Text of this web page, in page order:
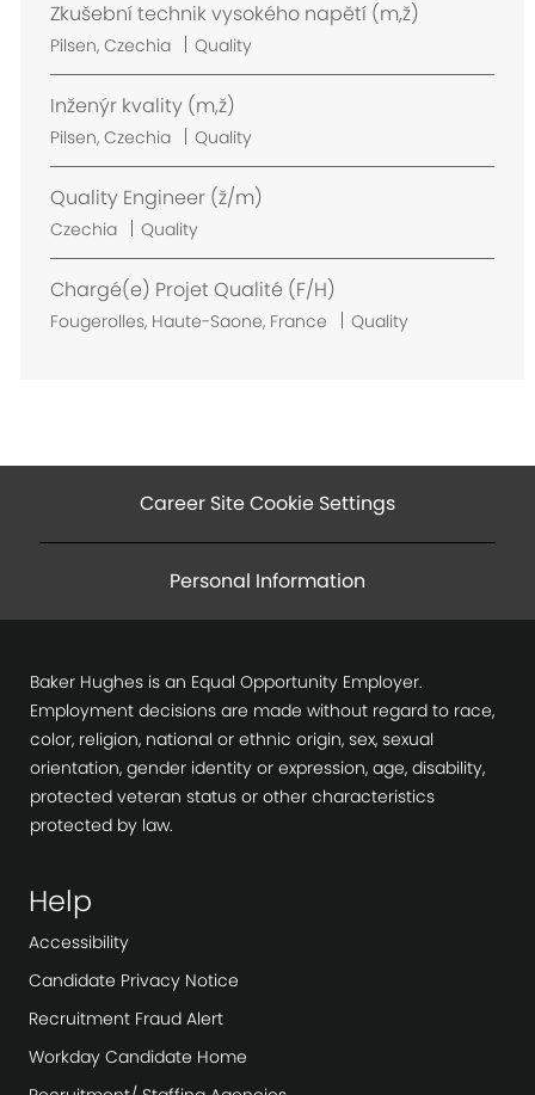
c
a
i
Zkušební technik vysokého napětí (m,ž)
L
o
c
a
i
Pilsen, Czechia Quality
Inženýr kvality (m,ž)
L
o
c
a
i
Pilsen, Czechia Quality
Quality Engineer (ž/m)
L
o
c
a
Czechia Quality
Chargé(e) Projet Qualité (F/H)
L
i
Fougerolles, Haute-Saone, France Quality
Career Site Cookie Settings
Personal Information
Baker Hughes is an Equal Opportunity Employer.
Employment decisions are made without regard to race,
color, religion, national or ethnic origin, sex, sexual
orientation, gender identity or expression, age, disability,
protected veteran status or other characteristics
protected by law.
Help
Accessibility
Candidate Privacy Notice
Recruitment Fraud Alert
Workday Candidate Home